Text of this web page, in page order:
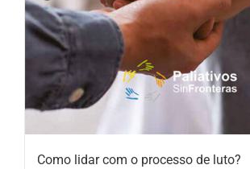
Como lidar com o processo de luto?